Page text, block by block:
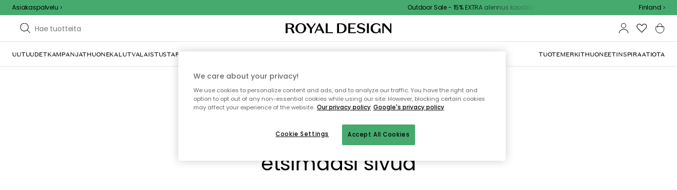
Asiakaspalvelu Outdoor Sale - 15% EXTRA alennus koodilla Finland
UUTUUDETKAMPANJATHUONEKALUTVALAISTUSTARJOILU JA KATTAUSSISUSTUSTEKSTIILIT & MATOTKEITTIÖSÄILYTYSULKOKALUSTEET TUOTEMERKITHUONEETINSPIRAATIOTA
Emme valitettavasti löydä
etsimääsi sivua
We care about your privacy!
We use cookies to personalize content and ads, and to analyze our traffic. You have the right and
option to opt out of any non-essential cookies while using our site. However, blocking certain cookies
may affect your experience of the website. Our privacy policy Google's privacy policy
Accept All Cookies
Cookie Settings